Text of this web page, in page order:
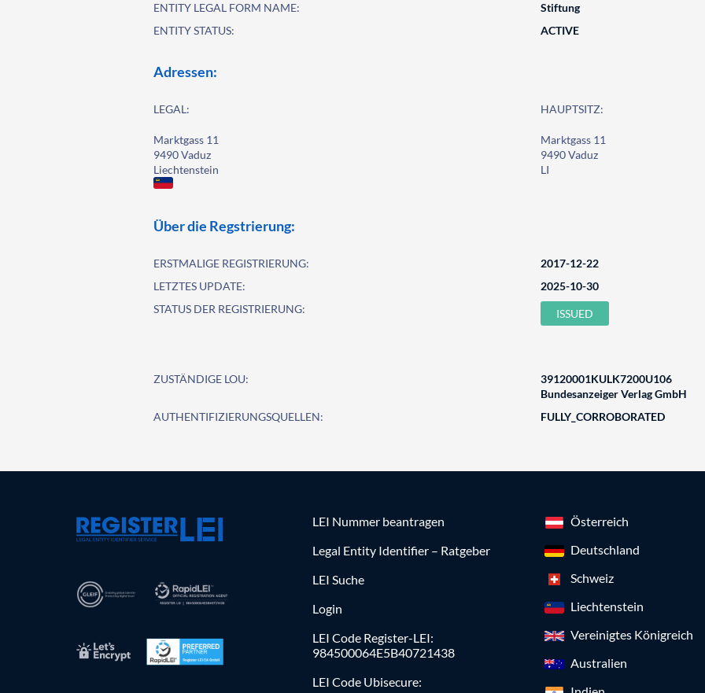
ENTITY LEGAL FORM NAME:
Stiftung
ENTITY STATUS:
ACTIVE
Adressen:
LEGAL:
Marktgass 11
9490 Vaduz
Liechtenstein
HAUPTSITZ:
Marktgass 11
9490 Vaduz
LI
Über die Regstrierung:
ERSTMALIGE REGISTRIERUNG:
2017-12-22
LETZTES UPDATE:
2025-10-30
STATUS DER REGISTRIERUNG:
ISSUED
ZUSTÄNDIGE LOU:
39120001KULK7200U106
Bundesanzeiger Verlag GmbH
AUTHENTIFIZIERUNGSQUELLEN:
FULLY_CORROBORATED
LEI Nummer beantragen
Legal Entity Identifier – Ratgeber
LEI Suche
Login
LEI Code Register-LEI:
984500064E5B40721438
LEI Code Ubisecure:
Österreich
Deutschland
Schweiz
Liechtenstein
Vereinigtes Königreich
Australien